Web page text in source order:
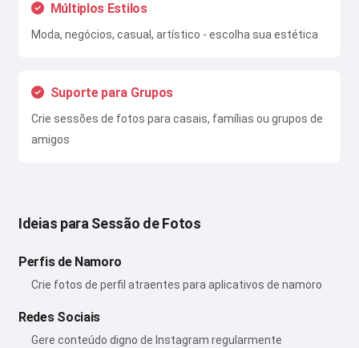
Múltiplos Estilos
Moda, negócios, casual, artístico - escolha sua estética
Suporte para Grupos
Crie sessões de fotos para casais, famílias ou grupos de
amigos
Ideias para Sessão de Fotos
Perfis de Namoro
Crie fotos de perfil atraentes para aplicativos de namoro
Redes Sociais
Gere conteúdo digno de Instagram regularmente